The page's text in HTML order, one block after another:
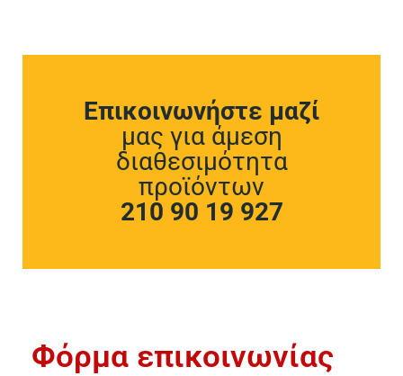
Επικοινωνήστε μαζί
μας για άμεση
διαθεσιμότητα
προϊόντων
210 90 19 927
Φόρμα επικοινωνίας